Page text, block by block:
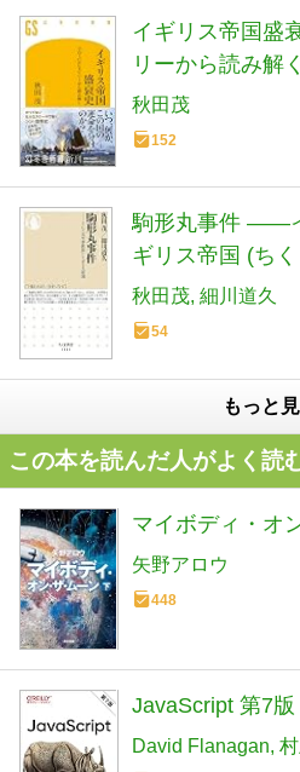
イギリス帝国盛
リーから読み解
秋田茂
152
駒形丸事件 ――
ギリス帝国 (ち
秋田茂 細川道久
54
もっと
この本を読んだ人がよく読
マイボディ・オ
矢野アロウ
448
JavaScript 第7版
David Flanagan